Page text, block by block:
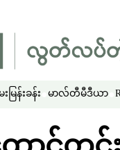
းမြန်းခန်း မာလ်တီမီဒီယာ